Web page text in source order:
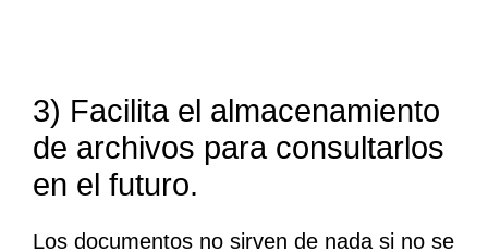
3) Facilita el almacenamiento
de archivos para consultarlos
en el futuro.
Los documentos no sirven de nada si no se